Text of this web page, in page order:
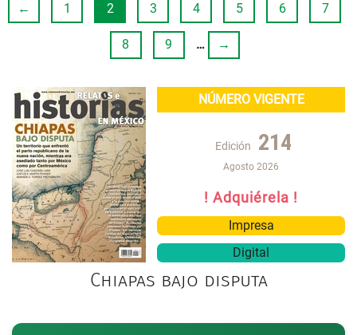
← 1 2 3 4 5 6 7
8 9 … →
NÚMERO VIGENTE
Edición 214
Agosto 2026
! Adquiérela !
Impresa
Digital
Chiapas bajo disputa